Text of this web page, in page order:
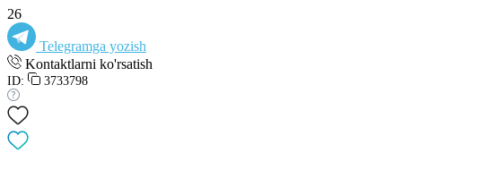
26
Telegramga yozish
Kontaktlarni ko'rsatish
ID: 3733798